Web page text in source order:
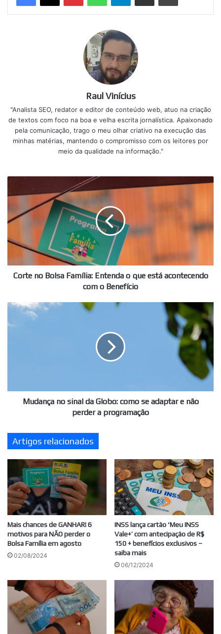
Raul Vinícius
"Analista SEO, redator e editor de conteúdo web, atuo na criação
de textos com foco na boa e velha escrita jornalística. Apaixonado
pela comunicação, trago o meu olhar criativo na execução das
minhas matérias, mantendo o compromisso com os leitores por
meio da qualidade na informação."
Família:
Entenda
que
acontecendo
com
Corte no Bolsa Família: Entenda o que está acontecendo
com o Benefício
Mudança
sinal
e
programação
Mudança no sinal da Globo: como se adaptar e não
perder a programação
Artigos relacionados
Mais chances de GANHAR! 6
motivos para NÃO perder o
Bolsa Família em agosto
02/08/2024
INSS lança cartão ‘Meu INSS
Vale+’ com antecipação de R$
150 + benefícios exclusivos –
saiba mais
06/12/2024